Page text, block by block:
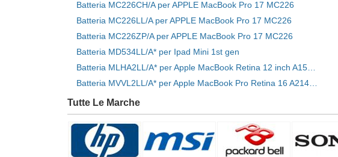
Batteria MC226CH/A per APPLE MacBook Pro 17 MC226
Batteria MC226LL/A per APPLE MacBook Pro 17 MC226
Batteria MC226ZP/A per APPLE MacBook Pro 17 MC226
Batteria MD534LL/A* per Ipad Mini 1st gen
Tutte Le Marche